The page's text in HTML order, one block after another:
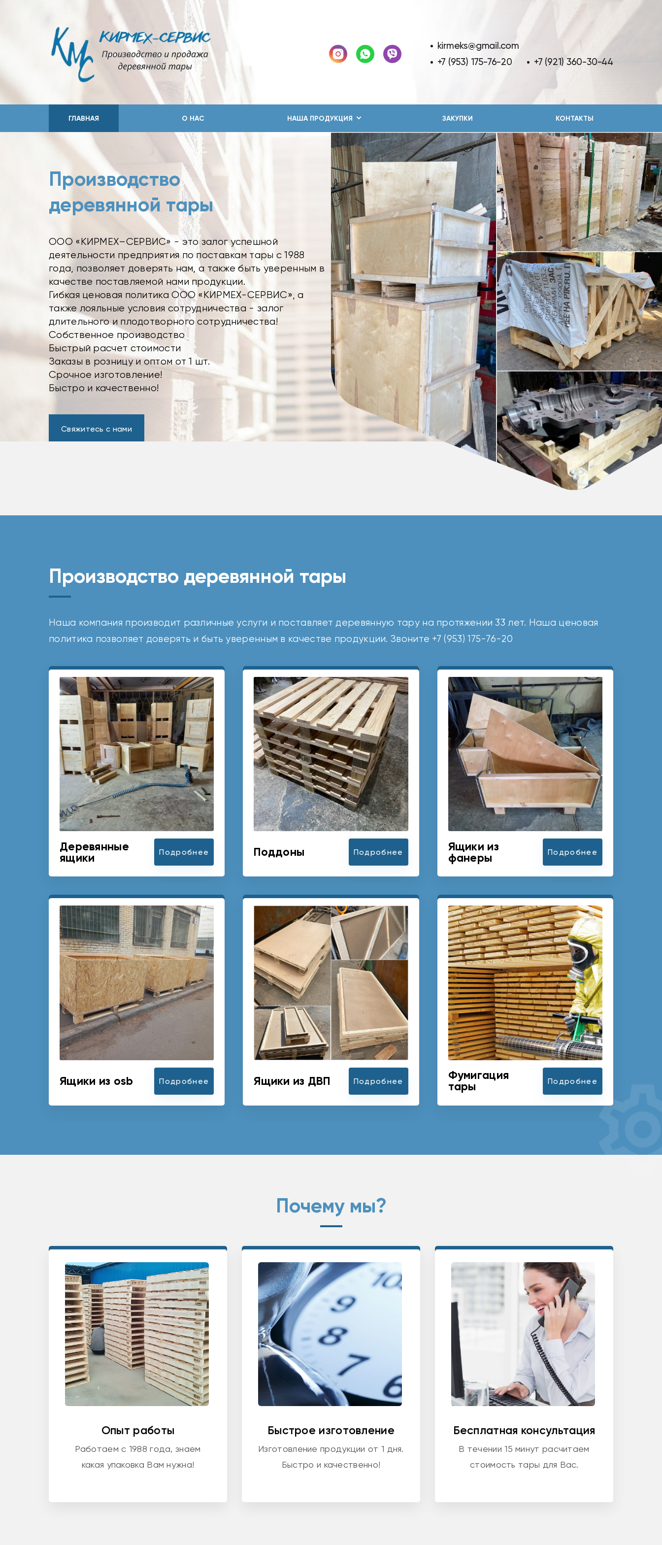
kirmeks@gmail.com
+7 (953) 175-76-20
+7 (921) 360-30-44
ГЛАВНАЯ О НАС НАША ПРОДУКЦИЯ ЗАКУПКИ КОНТАКТЫ
Производство
деревянной тары
ООО «КИРМЕХ–СЕРВИС» - это залог успешной
деятельности предприятия по поставкам тары с 1988
года, позволяет доверять нам, а также быть уверенным в
качестве поставляемой нами продукции.
Гибкая ценовая политика ООО «КИРМЕХ-СЕРВИС», а
также лояльные условия сотрудничества - залог
длительного и плодотворного сотрудничества!
Собственное производство
Быстрый расчет стоимости
Заказы в розницу и оптом от 1 шт.
Срочное изготовление!
Быстро и качественно!
Свяжитесь с нами
Производство деревянной тары
Наша компания производит различные услуги и поставляет деревянную тару на протяжении 33 лет. Наша ценовая
политика позволяет доверять и быть уверенным в качестве продукции. Звоните +7 (953) 175-76-20
Деревянные
ящики
Подробнее Поддоны Подробнее
Ящики из
фанеры
Подробнее
Ящики из osb Подробнее Ящики из ДВП Подробнее
Фумигация
тары
Подробнее
Почему мы?
Опыт работы
Работаем с 1988 года, знаем
какая упаковка Вам нужна!
Быстрое изготовление
Изготовление продукции от 1 дня.
Быстро и качественно!
Бесплатная консультация
В течении 15 минут расчитаем
стоимость тары для Вас.